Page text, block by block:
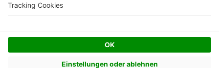
© AVIV Germany GmbH - 2026
Facebook
Twitter